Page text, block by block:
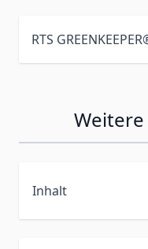
RTS
Inhalt